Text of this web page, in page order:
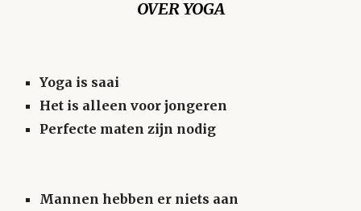
OVER YOGA
Yoga is saai
Het is alleen voor jongeren
Perfecte maten zijn nodig
Mannen hebben er niets aan